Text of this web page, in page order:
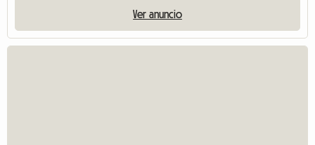
Ver anuncio